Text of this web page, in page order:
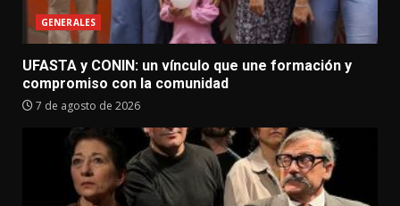
GENERALES
UFASTA y CONIN: un vínculo que une formación y
compromiso con la comunidad
7 de agosto de 2026